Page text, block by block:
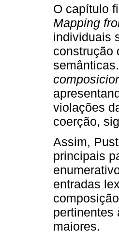
O capítulo
Mapping
individuais
construção
violações
coerção,
Assim,
principais
entradas
pertinentes
maiores.